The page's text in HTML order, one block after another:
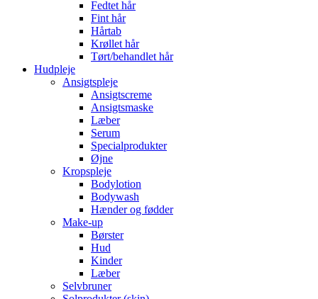
Fedtet hår
Fint hår
Hårtab
Krøllet hår
Tørt/behandlet hår
Hudpleje
Ansigtspleje
Ansigtscreme
Ansigtsmaske
Læber
Serum
Specialprodukter
Øjne
Kropspleje
Bodylotion
Bodywash
Hænder og fødder
Make-up
Børster
Hud
Kinder
Læber
Selvbruner